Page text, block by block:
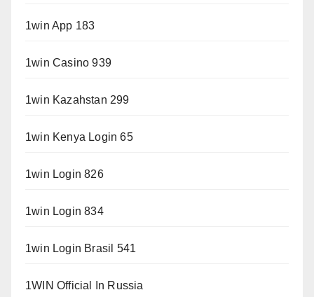
1win App 183
1win Casino 939
1win Kazahstan 299
1win Kenya Login 65
1win Login 826
1win Login 834
1win Login Brasil 541
1WIN Official In Russia